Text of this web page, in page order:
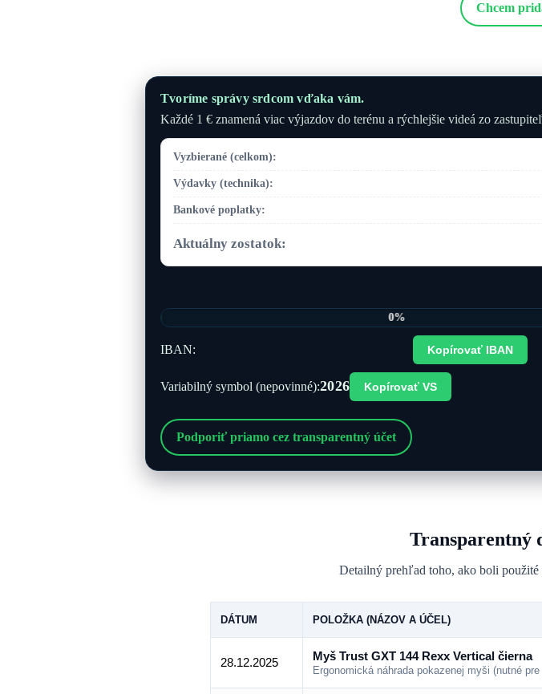
Chcem
Tvoríme správy srdcom vďaka vám.
Každé 1 € znamená viac výjazdov do terénu a rýchlejšie videá zo
Vyzbierané (celkom):
Výdavky (technika):
Bankové poplatky:
Aktuálny zostatok:
0%
IBAN: SK0909000000005236568121 Kopírovať IBAN
Variabilný symbol (nepovinné):2026 Kopírovať VS
Podporiť priamo cez transparentný účet
Transparentný
Detailný prehľad toho, ako boli
DÁTUM POLOŽKA (NÁZOV A ÚČEL)
28.12.2025 Myš Trust GXT 144 Rexx Vertical čierna
Ergonomická náhrada pokazenej myši (nutné pre